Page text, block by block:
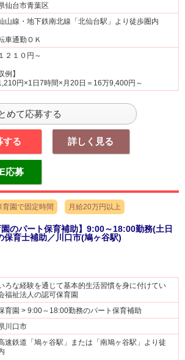
仙台市青葉区
山線・地下鉄南北線「北仙台駅」より徒歩圏内
車通勤ＯＫ
２１０円～
例】
円×1日7時間×月20日＝16万9,400円～
めて応募する
する 詳しく見る
応募
育園で固定時間 月給20万円以上
園のパート保育補助】9:00～18:00勤務(土日
保育士補助／川口市(鳩ヶ谷駅)
ろな経験を通じて基本的生活習慣を身に付けてい
福祉法人の認可保育園
育園 > 9:00～18:00勤務のパート保育補助
川口市
速鉄道「鳩ヶ谷駅」または「南鳩ヶ谷駅」より徒